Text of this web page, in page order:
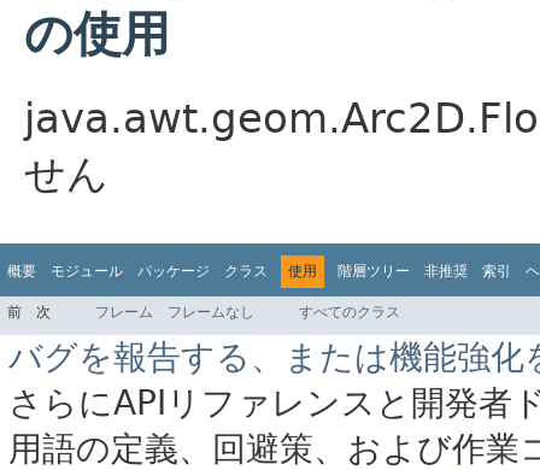
の使用
せん
概要 モジュール パッケージ クラス 使用 階層ツリー 非推奨 索引
前 次 フレーム フレームなし すべてのクラス
バグを報告する、または機能強化
さらにAPIリファレンスと開発者
用語の定義、回避策、および作